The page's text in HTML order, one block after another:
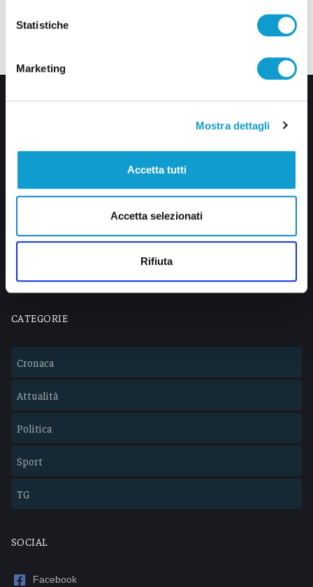
Statistiche
Marketing
Mostra dettagli
Accetta tutti
Accetta selezionati
Rifiuta
Via Pasubio, 36 – 63074 San Benedetto del Tronto (AP)
info@veratv.it
CATEGORIE
Cronaca
Attualità
Politica
Sport
TG
SOCIAL
Facebook